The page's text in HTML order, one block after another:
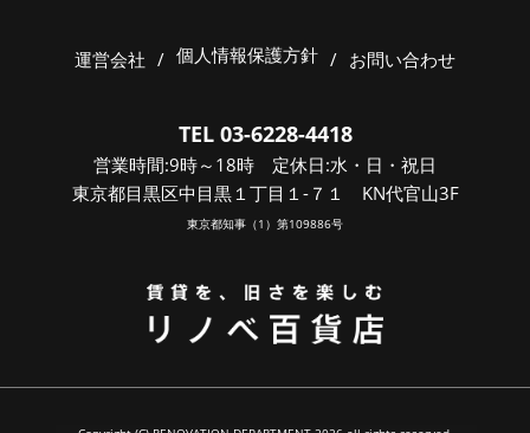
運営会社 / 個人情報保護方針 / お問い合わせ
TEL 03-6228-4418
営業時間:9時～18時 定休日:水・日・祝日
東京都目黒区中目黒１丁目１-７１ KN代官山3F
東京都知事（1）第109886号